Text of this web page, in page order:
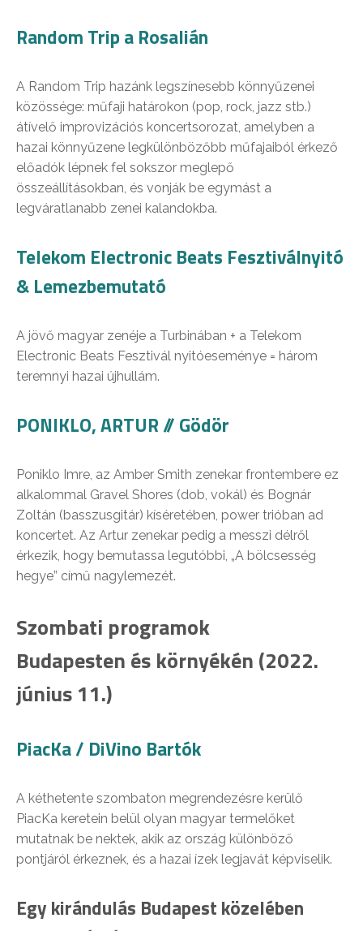
Random Trip a Rosalián
A Random Trip hazánk legszínesebb könnyűzenei
közössége: műfaji határokon (pop, rock, jazz stb.)
átívelő improvizációs koncertsorozat, amelyben a
hazai könnyűzene legkülönbözőbb műfajaiból érkező
előadók lépnek fel sokszor meglepő
összeállításokban, és vonják be egymást a
legváratlanabb zenei kalandokba.
Telekom Electronic Beats Fesztiválnyitó
& Lemezbemutató
A jövő magyar zenéje a Turbinában + a Telekom
Electronic Beats Fesztivál nyitóeseménye = három
teremnyi hazai újhullám.
PONIKLO, ARTUR // Gödör
Poniklo Imre, az Amber Smith zenekar frontembere ez
alkalommal Gravel Shores (dob, vokál) és Bognár
Zoltán (basszusgitár) kíséretében, power trióban ad
koncertet. Az Artur zenekar pedig a messzi délről
érkezik, hogy bemutassa legutóbbi, „A bölcsesség
hegye” című nagylemezét.
Szombati programok
Budapesten és környékén (2022.
június 11.)
PiacKa / DiVino Bartók
A kéthetente szombaton megrendezésre kerülő
PiacKa keretein belül olyan magyar termelőket
mutatnak be nektek, akik az ország különböző
pontjáról érkeznek, és a hazai ízek legjavát képviselik.
Egy kirándulás Budapest közelében